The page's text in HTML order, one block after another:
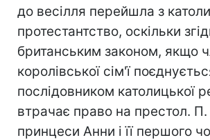
до весілля перейшла з
протестантство, оскільки
британським законом, якщо
королівської сім'ї
послідовником католицької
втрачає право на престол. П.
принцеси Анни і її першого